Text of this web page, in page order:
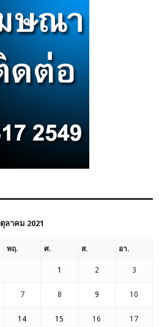
ตุลาคม 2021
พฤ. ศ. ส. อา.
1 2 3
7 8 9 10
14 15 16 17